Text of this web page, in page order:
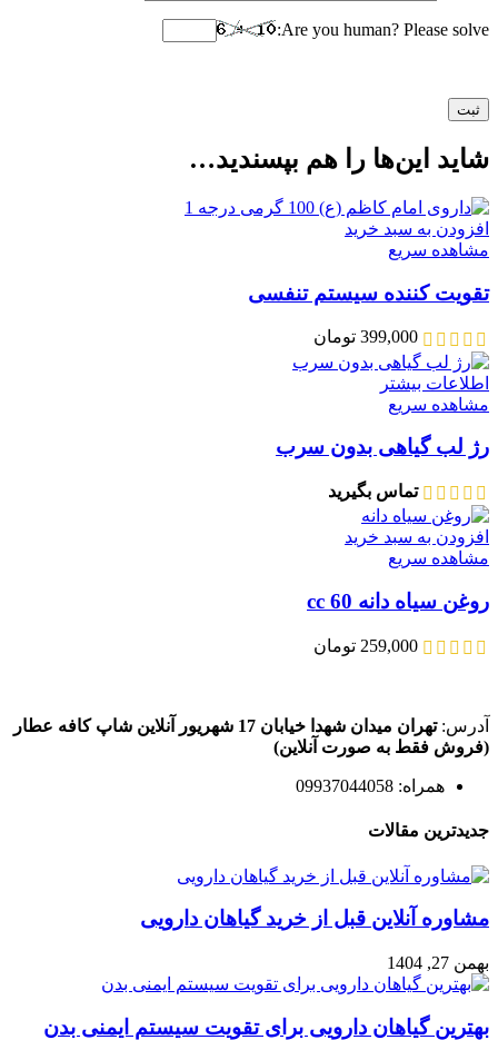
Are you human? Please solve:
شاید این‌ها را هم بپسندید…
افزودن به سبد خرید
مشاهده سریع
تقویت کننده سیستم تنفسی
399,000 تومان
اطلاعات بیشتر
مشاهده سریع
رژ لب گیاهی بدون سرب
تماس بگیرید
افزودن به سبد خرید
مشاهده سریع
روغن سیاه دانه 60 cc
259,000 تومان
آدرس:تهران میدان شهدا خیابان 17 شهریور آنلاین شاپ کافه عطار
(فروش فقط به صورت آنلاین)
همراه: 09937044058
جدیدترین مقالات
مشاوره آنلاین قبل از خرید گیاهان دارویی
بهمن 27, 1404
بهترین گیاهان دارویی برای تقویت سیستم ایمنی بدن